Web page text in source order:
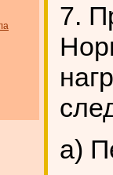
7.
а)